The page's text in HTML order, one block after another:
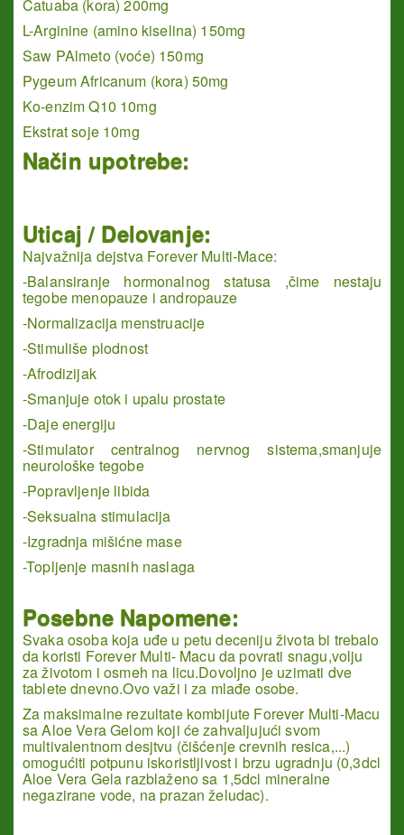
Catuaba (kora) 200mg
L-Arginine (amino kiselina) 150mg
Saw PAlmeto (voće) 150mg
Pygeum Africanum (kora) 50mg
Ko-enzim Q10 10mg
Ekstrat soje 10mg
Način upotrebe:
Uticaj / Delovanje:
Najvažnija dejstva Forever Multi-Mace:
-Balansiranje hormonalnog statusa ,čime nestaju
tegobe menopauze i andropauze
-Normalizacija menstruacije
-Stimuliše plodnost
-Afrodizijak
-Smanjuje otok i upalu prostate
-Daje energiju
-Stimulator centralnog nervnog sistema,smanjuje
neurološke tegobe
-Popravljenje libida
-Seksualna stimulacija
-Izgradnja mišićne mase
-Topljenje masnih naslaga
Posebne Napomene:
Svaka osoba koja uđe u petu deceniju života bi trebalo
da koristi Forever Multi- Macu da povrati snagu,volju
za životom i osmeh na licu.Dovoljno je uzimati dve
tablete dnevno.Ovo važi i za mlađe osobe.
Za maksimalne rezultate kombijute Forever Multi-Macu
sa Aloe Vera Gelom koji će zahvaljujući svom
multivalentnom desjtvu (čišćenje crevnih resica,...)
omogućiti potpunu iskoristljivost i brzu ugradnju (0,3dcl
Aloe Vera Gela razblaženo sa 1,5dcl mineralne
negazirane vode, na prazan želudac).